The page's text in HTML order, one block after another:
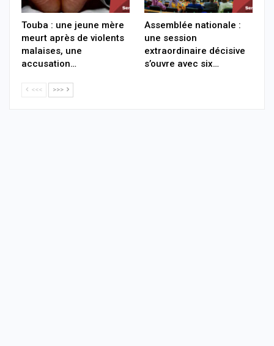
Touba : une jeune mère
meurt après de violents
malaises, une
accusation…
Assemblée nationale :
une session
extraordinaire décisive
s’ouvre avec six…
<<< >>>